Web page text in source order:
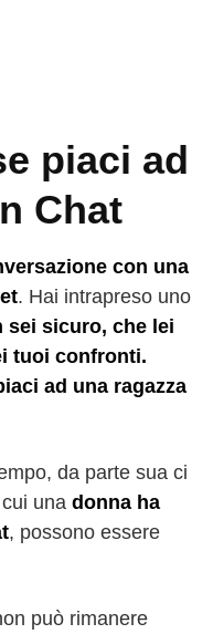
piaci ad
Chat
con una
. Hai intrapreso uno
sei sicuro, che lei
tuoi confronti.
ad una ragazza
da parte sua ci
una donna ha
, possono essere
può rimanere